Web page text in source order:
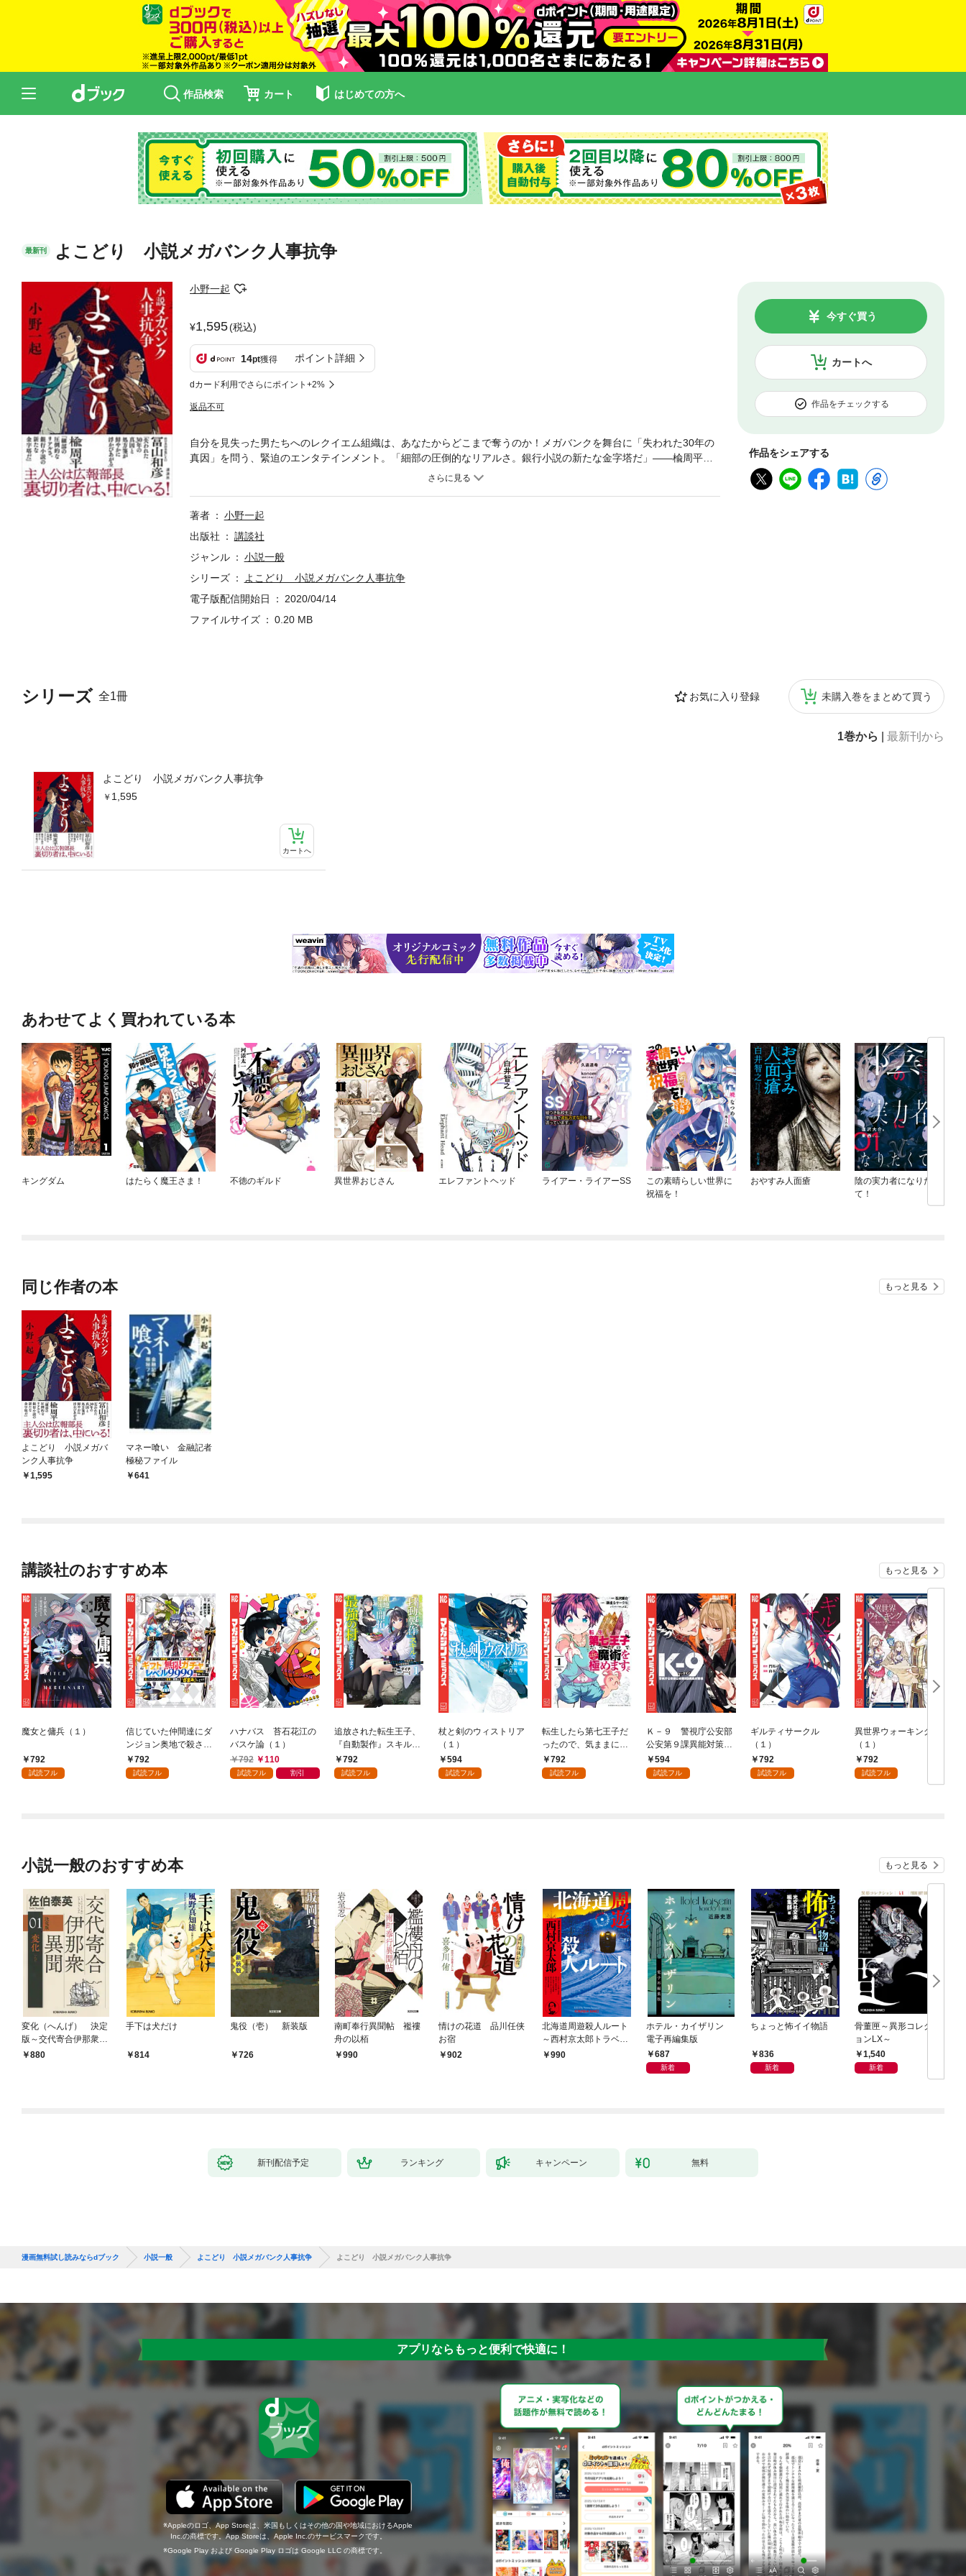
作品検索 カート はじめての方へ
最新刊 よこどり 小説メガバンク人事抗争
小野一起
1,595(税込)
14pt獲得 ポイント詳細
dカード利用でさらにポイント+2%
返品不可
カートへ
今すぐ買う
作品をチェックする
作品をシェアする
シリーズ 全1冊 お気に入り登録 未購入巻をまとめて買う
1巻から 最新刊から
よこどり 小説メガバンク人事抗争
1,595
カートへ
自分を見失った男たちへのレクイエム組織は、あなたからどこまで奪うのか！メガバンクを舞台に「失われた30年の
真因」を問う、緊迫のエンタテインメント。「細部の圧倒的なリアルさ。銀行小説の新たな金字塔だ」――楡周平
【プロローグより】「まず、君の手柄は、すべて私の手柄にする。いいな」「はっ」「それから、私の失敗は、すべ
ンク、主人公は広報部長――裏切り者は、中(なか)にいる！元共同通信日銀キャップが書く巨大銀行の仁義なき権力闘
争息をのむ裏切りの連続最後に立っているのは、誰か――【ストーリー】ＡＧ住永フィナンシャルグループの広報部
吸い寄せられるように竜崎に服従する寺田は、経営難に転落した大手不動産をめぐる情報戦や大手証券との再編、バ
ランスシートの膿、竜崎と相談役の人事抗争…と次々に訪れる難題に直面。掟破りの手段へと手を染め、メガバンク
を覆う深い闇へと足を踏み入れていく。
著者
小野一起
出版社
講談社
ジャンル
小説一般
シリーズ
よこどり 小説メガバンク人事抗争
電子版配信開始日
2020/04/14
ファイルサイズ
0.20 MB
あわせてよく買われている本
キングダム はたらく魔王さま！ 不徳のギルド 異世界おじさん エレファントヘッド ライアー・ライアーSS
この素晴らしい世界に
祝福を！
おやすみ人面瘡
陰の実力者になりたく
て！
同じ作者の本 もっと見る
よこどり 小説メガバ
ンク人事抗争
1,595
マネー喰い 金融記者
極秘ファイル
641
講談社のおすすめ本 もっと見る
魔女と傭兵（１）
792
試読フル
信じていた仲間達にダ
ンジョン奥地で殺され
かけたがギフト『無限
ガチャ』でレベル９９
792
試読フル
ハナバス 苔石花江の
バスケ論（１）
792
110
試読フル 割引
追放された転生王子、
『自動製作』スキルで
領地を爆速で開拓し最
強の村を作ってしまう
792
試読フル
杖と剣のウィストリア
（１）
594
試読フル
転生したら第七王子だ
ったので、気ままに魔
術を極めます（１）
792
試読フル
Ｋ－９ 警視庁公安部
公安第９課異能対策係
（１）
594
試読フル
ギルティサークル
（１）
792
試読フル
異世界ウォーキング
（１）
792
試読フル
小説一般のおすすめ本 もっと見る
変化（へんげ） 決定
版～交代寄合伊那衆異
聞（1）～
880
手下は犬だけ
814
鬼役（壱） 新装版
726
南町奉行異聞帖 襤褸
舟の以栢
990
情けの花道 品川任侠
お宿
902
北海道周遊殺人ルート
～西村京太郎トラベル
ミステリー・セレクシ
990
ホテル・カイザリン
電子再編集版
687
新着
ちょっと怖イイ物語
836
新着
骨董匣～異形コレクシ
ョンLX～
1,540
新着
新刊配信予定 ランキング キャンペーン 無料
漫画無料試し読みならdブック 小説一般 よこどり 小説メガバンク人事抗争 よこどり 小説メガバンク人事抗争
アプリならもっと便利で快適に！
Appleのロゴ、App Storeは、米国もしくはその他の国や地域におけるApple
Inc.の商標です。App Storeは、Apple Inc.のサービスマークです。
Google Play および Google Play ロゴは Google LLC の商標です。